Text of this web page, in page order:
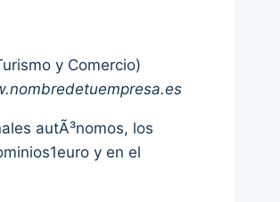
y Comercio)
autÃ³nomos, los
y en el